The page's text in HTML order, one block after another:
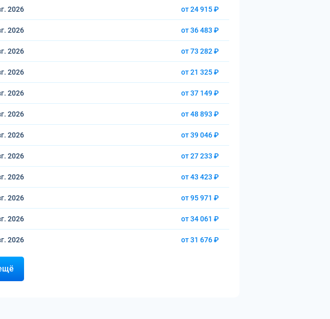
2026 от 24 915 ₽
2026 от 36 483 ₽
2026 от 73 282 ₽
2026 от 21 325 ₽
2026 от 37 149 ₽
2026 от 48 893 ₽
2026 от 39 046 ₽
2026 от 27 233 ₽
2026 от 43 423 ₽
2026 от 95 971 ₽
2026 от 34 061 ₽
2026 от 31 676 ₽